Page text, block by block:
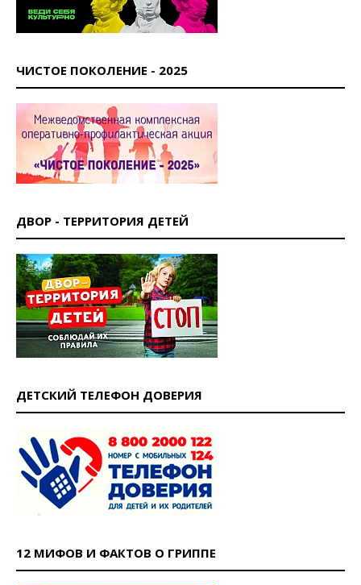
ЧИСТОЕ ПОКОЛЕНИЕ - 2025
ДВОР - ТЕРРИТОРИЯ ДЕТЕЙ
ДЕТСКИЙ ТЕЛЕФОН ДОВЕРИЯ
12 МИФОВ И ФАКТОВ О ГРИППЕ